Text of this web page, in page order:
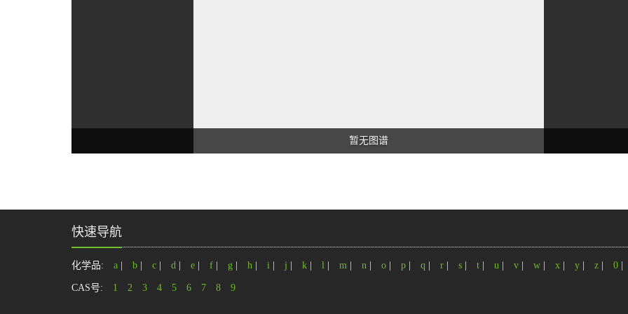
暂无图谱
快速导航
化学品: a b c d e f g h i j k l m n o p q r s t u v w x y z 0
CAS号: 1 2 3 4 5 6 7 8 9